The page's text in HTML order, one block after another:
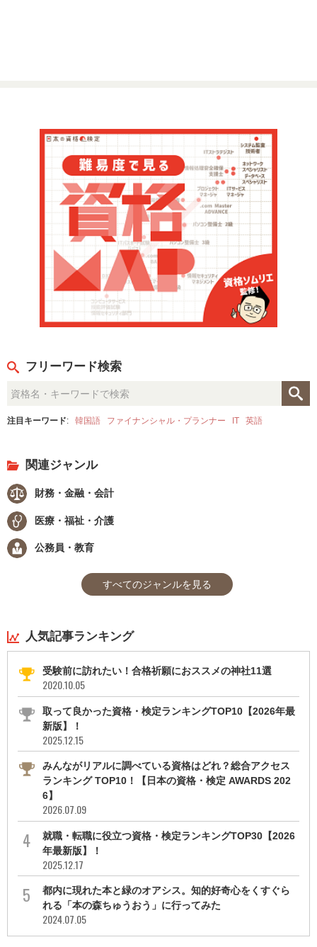
フリーワード検索
注目キーワード: 韓国語 ファイナンシャル・プランナー IT 英語
関連ジャンル
財務・金融・会計
医療・福祉・介護
公務員・教育
すべてのジャンルを見る
人気記事ランキング
受験前に訪れたい！合格祈願におススメの神社11選
2020.10.05
取って良かった資格・検定ランキングTOP10【2026年最
新版】！
2025.12.15
みんながリアルに調べている資格はどれ？総合アクセス
ランキング TOP10！【日本の資格・検定 AWARDS 202
6】
2026.07.09
就職・転職に役立つ資格・検定ランキングTOP30【2026
年最新版】！
2025.12.17
都内に現れた本と緑のオアシス。知的好奇心をくすぐら
れる「本の森ちゅうおう」に行ってみた
2024.07.05